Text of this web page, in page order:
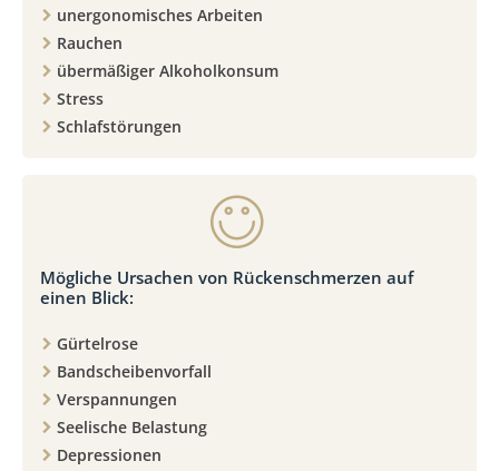
unergonomisches Arbeiten
Rauchen
übermäßiger Alkoholkonsum
Stress
Schlafstörungen
Mögliche Ursachen von Rückenschmerzen auf
einen Blick:
Gürtelrose
Bandscheibenvorfall
Verspannungen
Seelische Belastung
Depressionen